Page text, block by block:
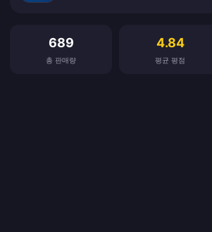
689
총 판매량
4.84
평균 평점